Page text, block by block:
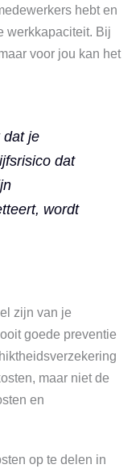
hebt en
werkkapaciteit. Bij
voor jou kan het
dat je
dat
wordt
zijn van je
goede preventie
maar niet de
en
op te delen in